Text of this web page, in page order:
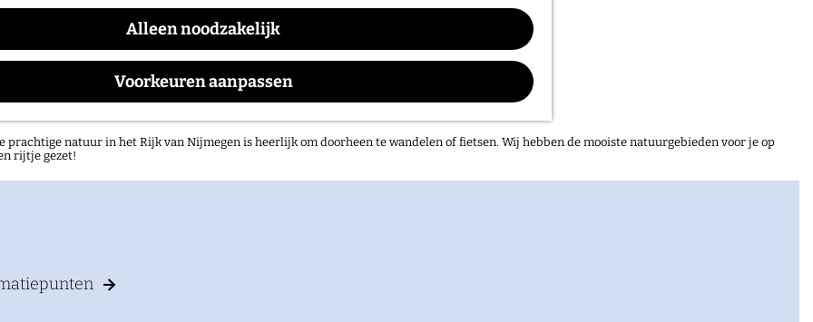
Alleen noodzakelijk
Voorkeuren aanpassen
in het Rijk van Nijmegen
prachtige natuur in het Rijk van Nijmegen is heerlijk om doorheen te wandelen of fietsen. Wij hebben de mooiste natuurgebieden voor je op
rijtje gezet!
Druten
zondag 4 oktober